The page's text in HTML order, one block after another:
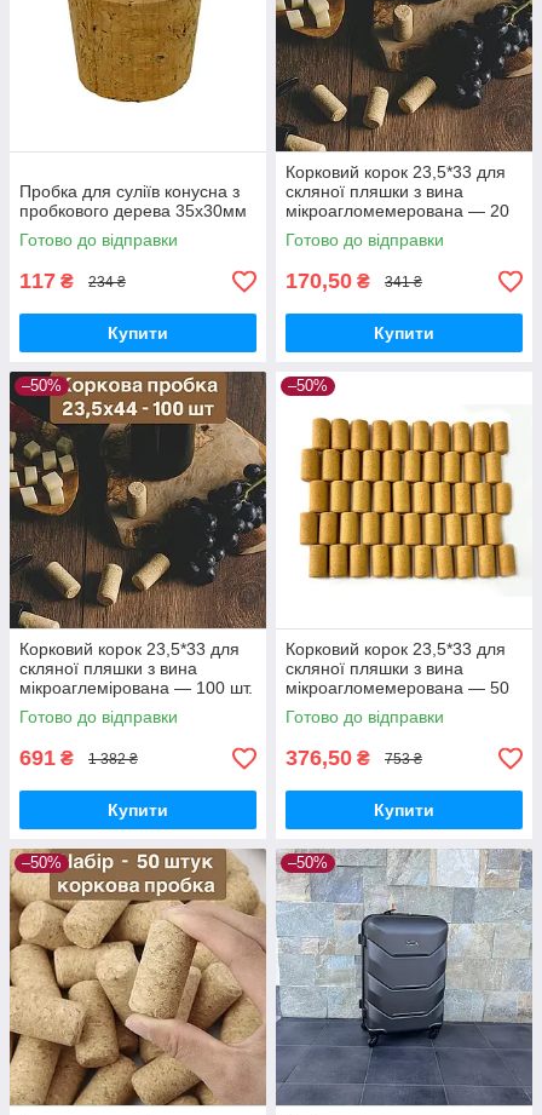
Пробка для суліїв конусна з
пробкового дерева 35x30мм
Готово до відправки
117 ₴ 234 ₴
Купити
Корковий корок 23,5*33 для
скляної пляшки з вина
мікроагломемерована — 20
шт.
Готово до відправки
170,50 ₴ 341 ₴
Купити
–50%
Корковий корок 23,5*33 для
скляної пляшки з вина
мікроаглемірована — 100 шт.
Готово до відправки
691 ₴ 1 382 ₴
Купити
–50%
Корковий корок 23,5*33 для
скляної пляшки з вина
мікроагломемерована — 50
шт.
Готово до відправки
376,50 ₴ 753 ₴
Купити
–50% –50%